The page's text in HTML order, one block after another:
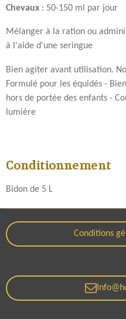
Chevaux : 50-150 ml par jour
Mélanger à la ration ou
à l'aide d'une seringue
Bien agiter avant utilisation. N
Formulé pour les équidés -
hors de portée des enfants -
lumière
Conditionnement
Bidon de 5 L
Conditions